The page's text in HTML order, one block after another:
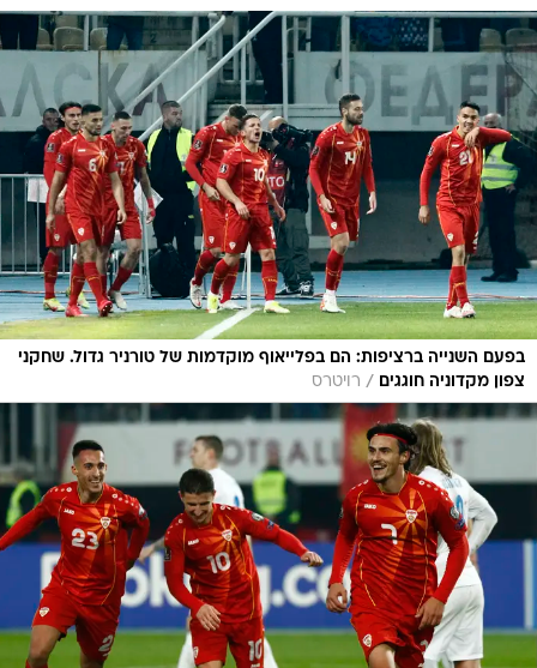
בפעם השנייה ברציפות: הם בפלייאוף מוקדמות של טורניר גדול. שחקני
צפון מקדוניה חוגגים / רויטרס